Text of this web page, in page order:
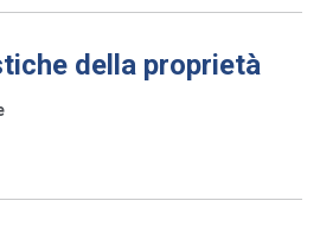
della proprietà